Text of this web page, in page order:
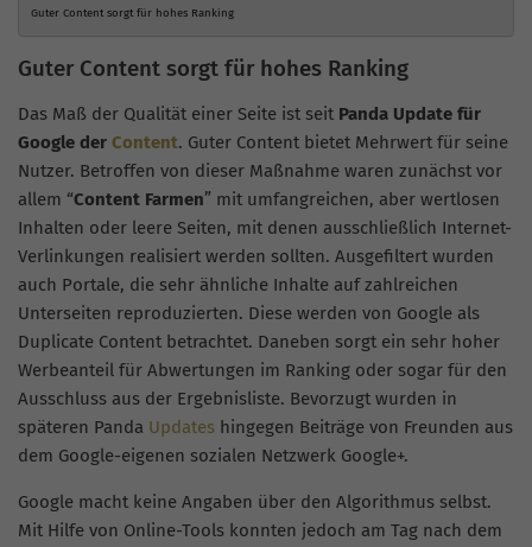
Guter Content sorgt für hohes Ranking
Guter Content sorgt für hohes Ranking
Das Maß der Qualität einer Seite ist seit Panda Update für
Google der Content. Guter Content bietet Mehrwert für seine
Nutzer. Betroffen von dieser Maßnahme waren zunächst vor
allem “Content Farmen” mit umfangreichen, aber wertlosen
Inhalten oder leere Seiten, mit denen ausschließlich Internet-
Verlinkungen realisiert werden sollten. Ausgefiltert wurden
auch Portale, die sehr ähnliche Inhalte auf zahlreichen
Unterseiten reproduzierten. Diese werden von Google als
Duplicate Content betrachtet. Daneben sorgt ein sehr hoher
Werbeanteil für Abwertungen im Ranking oder sogar für den
Ausschluss aus der Ergebnisliste. Bevorzugt wurden in
späteren Panda Updates hingegen Beiträge von Freunden aus
dem Google-eigenen sozialen Netzwerk Google+.
Google macht keine Angaben über den Algorithmus selbst.
Mit Hilfe von Online-Tools konnten jedoch am Tag nach dem